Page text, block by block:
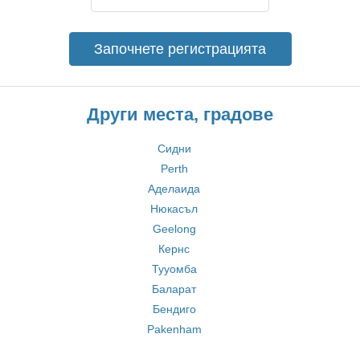
Започнете регистрацията
Други места, градове
Сидни
Perth
Аделаида
Нюкасъл
Geelong
Кернс
Тууомба
Баларат
Бендиго
Pakenham